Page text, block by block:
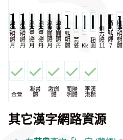
源
流
明
體
月
源
流
明
體
丹
源
石
黑
體
月
源
石
黑
體
丹
源
泉
圓
體
月
源
泉
圓
體
丹
一
點
明
體
芫
荽 KleeOne
粉
圓
俐
方
體
11
精
品
點
陣
7
匯
文
明
朝
體
金萱
凝書
體
激燃
體
蘭陽
明體
李漢
港楷
其它漢字網路資源